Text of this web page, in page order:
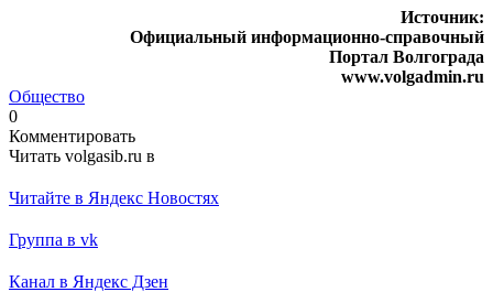
Источник:
Официальный информационно-справочный
Портал Волгограда
www.volgadmin.ru
Общество
0
Комментировать
Читать volgasib.ru в
Читайте в Яндекс Новостях
Группа в vk
Канал в Яндекс Дзен